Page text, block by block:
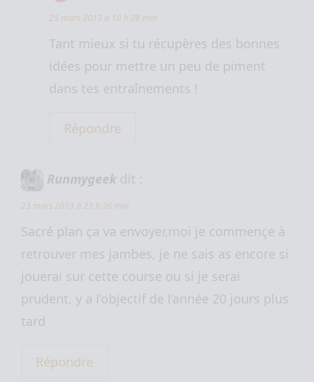
25 mars 2013 à 10 h 28 min
Tant mieux si tu récupères des bonnes
idées pour mettre un peu de piment
dans tes entraînements !
Répondre
Runmygeek dit :
23 mars 2013 à 23 h 26 min
Sacré plan ça va envoyer,moi je commençe à
retrouver mes jambes, je ne sais as encore si
jouerai sur cette course ou si je serai
prudent, y a l’objectif de l’année 20 jours plus
tard
Répondre